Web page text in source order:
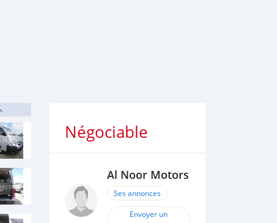
Négociable
Al Noor Motors
Ses annonces
Envoyer un